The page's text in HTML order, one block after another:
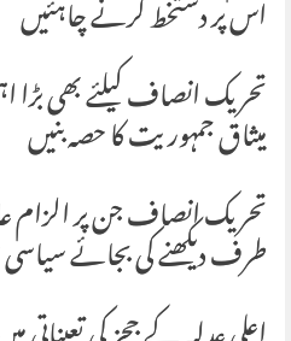
اس پر دستخط کرنے چاہئیں
تحریک انصاف کیلئے بھی
میثاق جمہوریت کا حصہ بنیں
تحریک انصاف جن پر الزام
طرف دیکھنے کی بجائے